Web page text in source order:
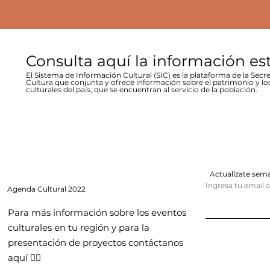
Consulta aquí la información
El Sistema de Información Cultural (SIC) es la plataforma de la
Cultura que conjunta y ofrece información sobre el patrimonio y
culturales del país, que se encuentran al servicio de la población.
Agenda Cultural 2022
Para más información sobre los eventos
culturales en tu región y para la
presentación de proyectos contáctanos
aquí 👇🏻
Actualízate
Ingresa tu email